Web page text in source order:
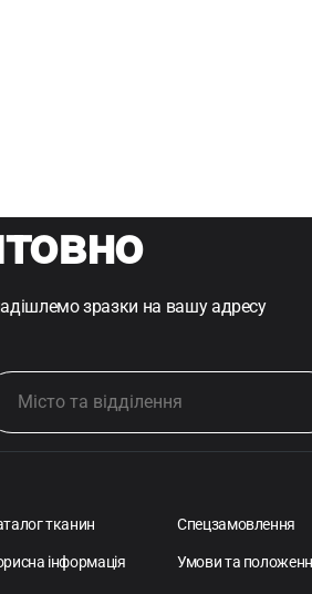
зразки на вашу адресу
тканин Спецзамовлення
інформація Умови та